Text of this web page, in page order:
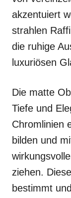
akzentuiert
strahlen
die ruhige
luxuriösen
Die matte
Tiefe und
Chromlinien
bilden und
ziehen.
bestimmt